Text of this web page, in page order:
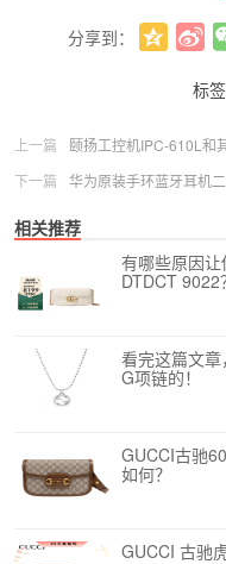
分享到：
标签
上一篇
颐扬工控机IPC-610L和
下一篇
华为原装手环蓝牙耳机
相关推荐
有哪些原因
DTDCT 9022
看完这篇文
G项链的！
GUCCI古驰
如何？
GUCCI 古驰